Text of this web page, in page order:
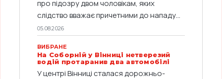
про підозру двом чоловікам, яких
слідство вважає причетними до нападу...
05.08.2026
ВИБРАНЕ
На Соборній у Вінниці нетверезий
водій протаранив два автомобілі
У центрі Вінниці сталася дорожньо-